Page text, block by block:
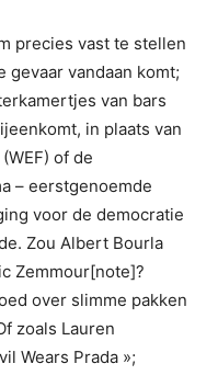
precies vast te stellen
vandaan komt;
van bars
in plaats van
of de
– eerstgenoemde
voor de democratie
Zou Albert Bourla
Zemmour[note]?
over slimme pakken
zoals Lauren
Wears Prada »;